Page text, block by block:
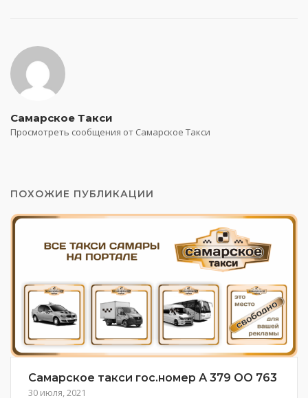
Самарское Такси
Просмотреть сообщения от Самарское Такси
ПОХОЖИЕ ПУБЛИКАЦИИ
Самарское такси гос.номер А 379 ОО 763
30 июля, 2021